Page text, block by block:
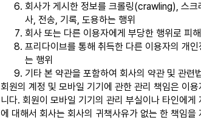
회사가 게시한 정보를 크롤링(crawling), 스
사, 전송, 기록, 도용하는 행위
회사 또는 다른 이용자에게 부당한 행위로 피
프리다이브를 통해 취득한 다른 이용자의 개
는 행위
기타 본 약관을 포함하여 회사의 약관 및 관련
회원의 계정 및 모바일 기기에 관한 관리 책임은 이
니다. 회원이 모바일 기기의 관리 부실이나 타인에
에 대해서 회사는 회사의 귀책사유가 없는 한 책임을